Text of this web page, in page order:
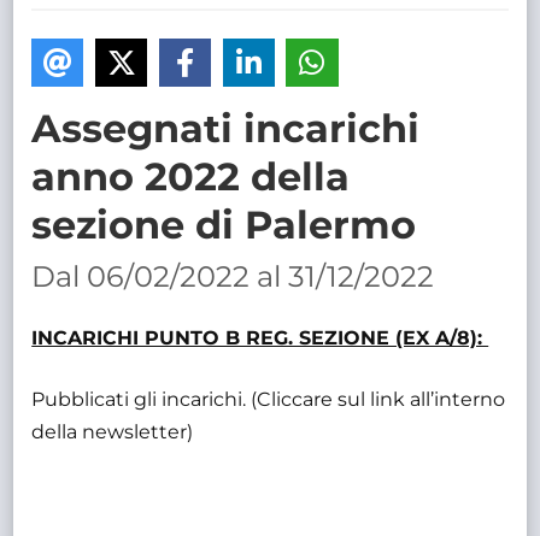
Assegnati incarichi
anno 2022 della
sezione di Palermo
Dal 06/02/2022 al 31/12/2022
INCARICHI PUNTO B REG. SEZIONE (EX A/8):
Pubblicati gli incarichi. (Cliccare sul link all’interno
della newsletter)